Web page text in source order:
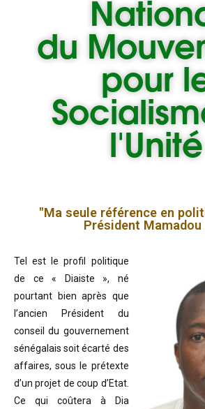
du
pour
l'Unité
"Ma seule référence en
Président Mamadou
Tel est le profil politique
de ce « Diaiste », né
pourtant bien après que
l’ancien Président du
conseil du gouvernement
sénégalais soit écarté des
affaires, sous le prétexte
d’un projet de coup d’Etat.
Ce qui coûtera à Dia